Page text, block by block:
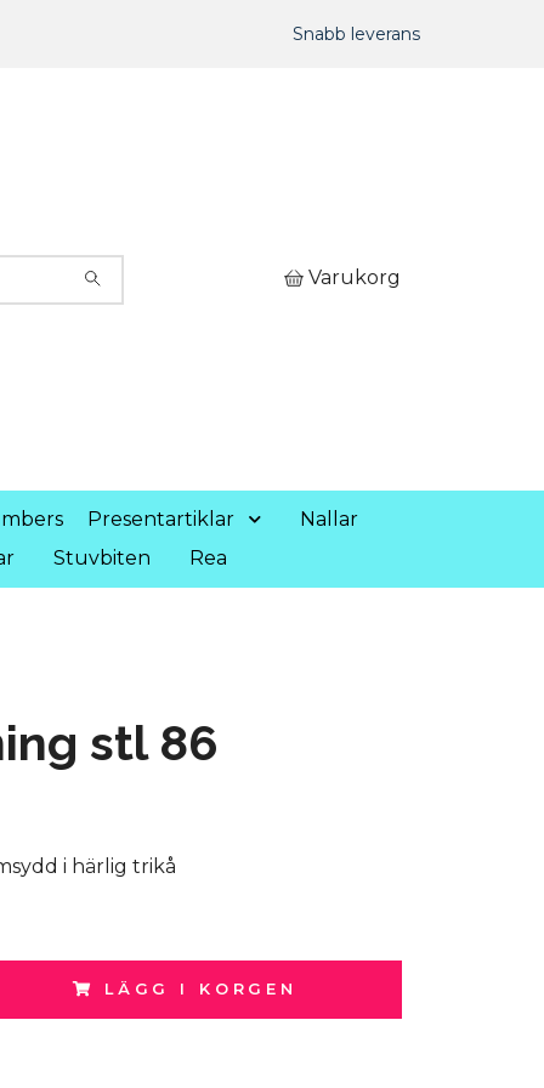
Snabb leverans
Varukorg
Presentartiklar
Nallar
Stuvbiten Rea
stl 86
i härlig trikå
LÄGG I KORGEN